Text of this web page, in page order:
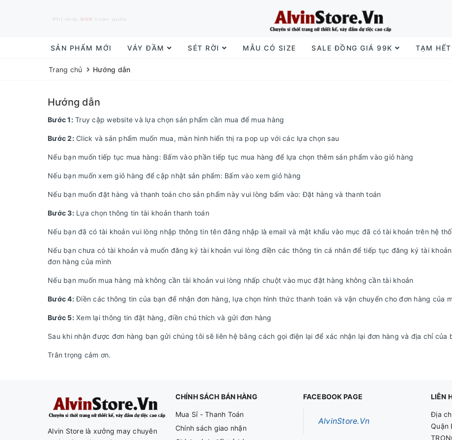
Phí ship 30K toàn quốc
SẢN PHẨM MỚI VÁY ĐẦM SÉT RỜI MẪU CÓ SIZE SALE ĐỒNG GIÁ 99K TẠM
Trang chủ Hướng dẫn
Hướng dẫn
Bước 1:Truy cập website và lựa chọn sản phẩm cần mua để mua hàng
Bước 2:Click và sản phẩm muốn mua, màn hình hiển thị ra pop up với các lựa chọn sau
Nếu bạn muốn tiếp tục mua hàng: Bấm vào phần tiếp tục mua hàng để lựa chọn thêm sản phẩm vào giỏ hàng
Nếu bạn muốn xem giỏ hàng để cập nhật sản phẩm: Bấm vào xem giỏ hàng
Nếu bạn muốn đặt hàng và thanh toán cho sản phẩm này vui lòng bấm vào: Đặt hàng và thanh toán
Bước 3:Lựa chọn thông tin tài khoản thanh toán
Nếu bạn đã có tài khoản vui lòng nhập thông tin tên đăng nhập là email và mật khẩu vào mục đã có tài khoản trên hệ
Nếu bạn chưa có tài khoản và muốn đăng ký tài khoản vui lòng điền các thông tin cá nhân để tiếp tục đăng ký tài
đơn hàng của mình
Nếu bạn muốn mua hàng mà không cần tài khoản vui lòng nhấp chuột vào mục đặt hàng không cần tài khoản
Bước 4:Điền các thông tin của bạn để nhận đơn hàng, lựa chọn hình thức thanh toán và vận chuyển cho đơn hàng của
Bước 5:Xem lại thông tin đặt hàng, điền chú thích và gửi đơn hàng
Sau khi nhận được đơn hàng bạn gửi chúng tôi sẽ liên hệ bằng cách gọi điện lại để xác nhận lại đơn hàng và địa chỉ của
Trân trọng cảm ơn.
Alvin Store là xưởng may chuyên
CHÍNH SÁCH BÁN HÀNG
Mua Sỉ - Thanh Toán
Chính sách giao nhận
FACEBOOK PAGE
AlvinStore.Vn
LIÊN
Địa
Quận